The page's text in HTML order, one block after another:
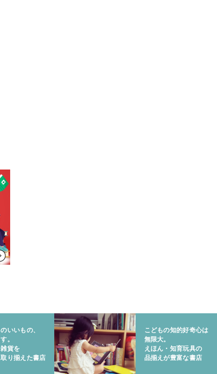
いいもの、
。
貨を
り揃えた書店
こどもの知的好奇心は
無限大。
えほん・知育玩具の
品揃えが豊富な書店